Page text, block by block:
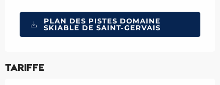
PLAN DES PISTES DOMAINE
SKIABLE DE SAINT-GERVAIS
Tariffe